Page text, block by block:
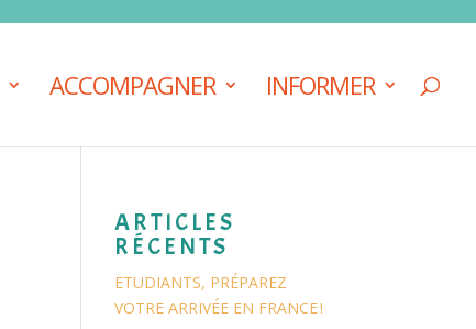
ACCOMPAGNER INFORMER
ARTICLES
RÉCENTS
ETUDIANTS, PRÉPAREZ
VOTRE ARRIVÉE EN FRANCE !